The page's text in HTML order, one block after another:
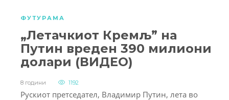
ФУТУРАМА
„Летачкиот Кремљ” на
Путин вреден 390 милиони
долари (ВИДЕО)
8 години 1192
Рускиот претседател, Владимир Путин, лета во